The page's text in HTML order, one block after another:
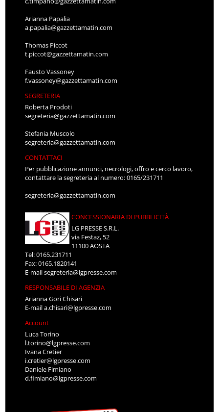
Arianna Papalia
a.papalia@gazzettamatin.com
Thomas Piccot
t.piccot@gazzettamatin.com
Fausto Vassoney
f.vassoney@gazzettamatin.com
SEGRETERIA
Roberta Prodoti
segreteria@gazzettamatin.com
Stefania Muscolo
segreteria@gazzettamatin.com
CONTATTACI
Per pubblicazione annunci, necrologi, offro e cerco lavoro,
contattare la segreteria al numero: 0165/231711
segreteria@gazzettamatin.com
CONCESSIONARIA DI PUBBLICITÀ
LG PRESSE S.R.L.
via Festaz, 52
11100 AOSTA
Tel: 0165.231711
Fax: 0165.1820141
E-mailsegreteria@lgpresse.com
RESPONSABILE DI AGENZIA
Arianna Gori Chisari
E-maila.chisari@lgpresse.com
Account
Luca Torino
l.torino@lgpresse.com
Ivana Cretier
i.cretier@lgpresse.com
Daniele Fimiano
d.fimiano@lgpresse.com